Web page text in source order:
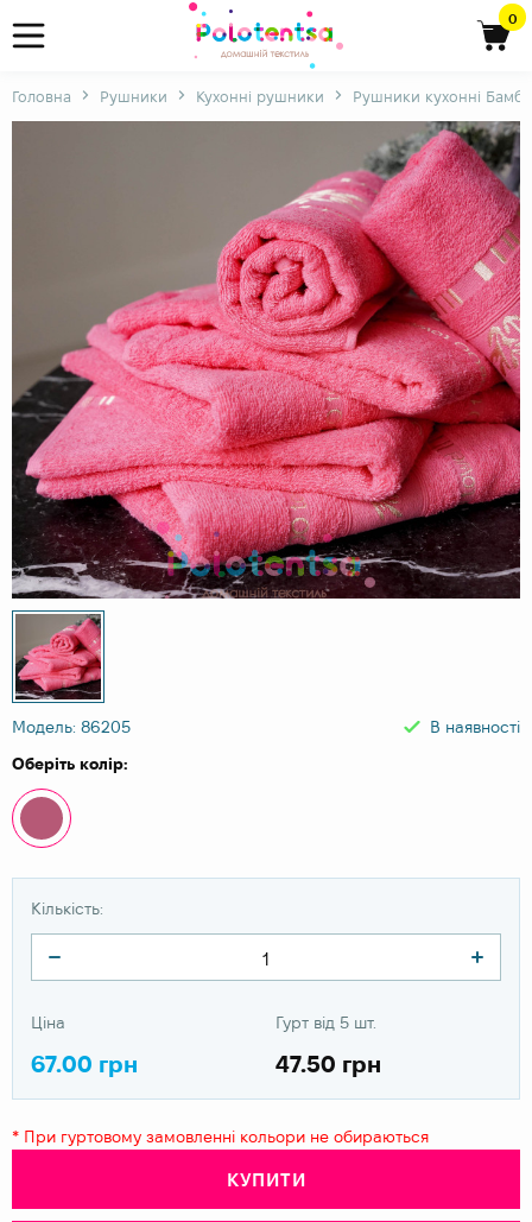
0
Головна Рушники Кухонні рушники Рушники кухонні
Модель: 86205
В наявності
Оберіть колір:
Кількість:
Ціна
67.00 грн
Гурт від 5 шт.
47.50 грн
* При гуртовому замовленні кольори не обираються
КУПИТИ